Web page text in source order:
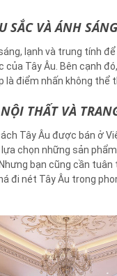
SẮC VÀ ÁNH SÁNG
lạnh và trung tính
Tây Âu. Bên cạnh
là điểm nhấn không thể
THẤT VÀ
Tây Âu được bán ở
chọn những sản
bạn cũng cần tuân
đi nét Tây Âu trong